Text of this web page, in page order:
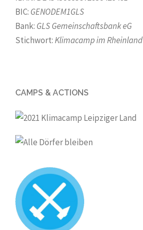
BIC: GENODEM1GLS
Bank: GLS Gemeinschaftsbank eG
Stichwort:Klimacamp im Rheinland
CAMPS & ACTIONS